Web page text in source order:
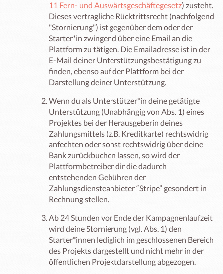
11 Fern- und Auswärtsgeschäftegesetz) zusteht.
Dieses vertragliche Rücktrittsrecht (nachfolgend
"Stornierung") ist gegenüber dem oder der
Starter*in zwingend über eine Email an die
Plattform zu tätigen. Die Emailadresse ist in der
E-Mail deiner Unterstützungsbestätigung zu
finden, ebenso auf der Plattform bei der
Darstellung deiner Unterstützung.
Wenn du als Unterstützer*in deine getätigte
Unterstützung (Unabhängig von Abs. 1) eines
Projektes bei der Herausgeberin deines
Zahlungsmittels (z.B. Kreditkarte) rechtswidrig
anfechten oder sonst rechtswidrig über deine
Bank zurückbuchen lassen, so wird der
Plattformbetreiber dir die dadurch
entstehenden Gebühren der
Zahlungsdiensteanbieter “Stripe” gesondert in
Rechnung stellen.
Ab 24 Stunden vor Ende der Kampagnenlaufzeit
wird deine Stornierung (vgl. Abs. 1) den
Starter*innen lediglich im geschlossenen Bereich
des Projekts dargestellt und nicht mehr in der
öffentlichen Projektdarstellung abgezogen.